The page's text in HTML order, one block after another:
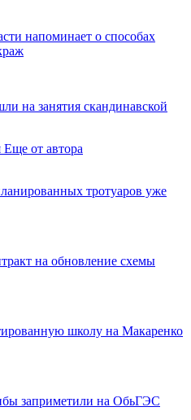
напоминает о способах
на занятия скандинавской
Еще от автора
тротуаров уже
на обновление схемы
школу на Макаренко
заприметили на ОбьГЭС